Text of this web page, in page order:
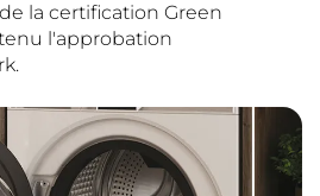
la certification Green
l'approbation